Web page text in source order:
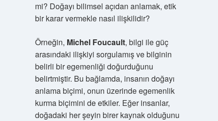
mi? Doğayı bilimsel açıdan anlamak, etik
bir karar vermekle nasıl ilişkilidir?
Örneğin, Michel Foucault, bilgi ile güç
arasındaki ilişkiyi sorgulamış ve bilginin
belirli bir egemenliği doğurduğunu
belirtmiştir. Bu bağlamda, insanın doğayı
anlama biçimi, onun üzerinde egemenlik
kurma biçimini de etkiler. Eğer insanlar,
doğadaki her şeyin birer kaynak olduğunu